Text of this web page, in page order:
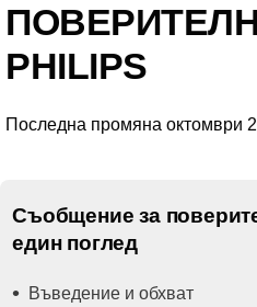
PHILIPS
Последна промяна октомври
Съобщение за
един поглед
Въведение и обхват